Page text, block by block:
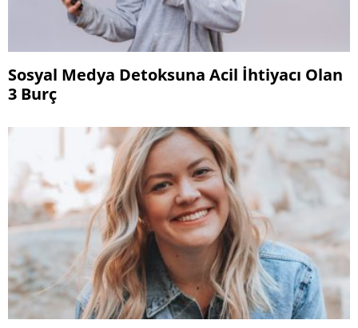
Sosyal Medya Detoksuna Acil İhtiyacı Olan
3 Burç